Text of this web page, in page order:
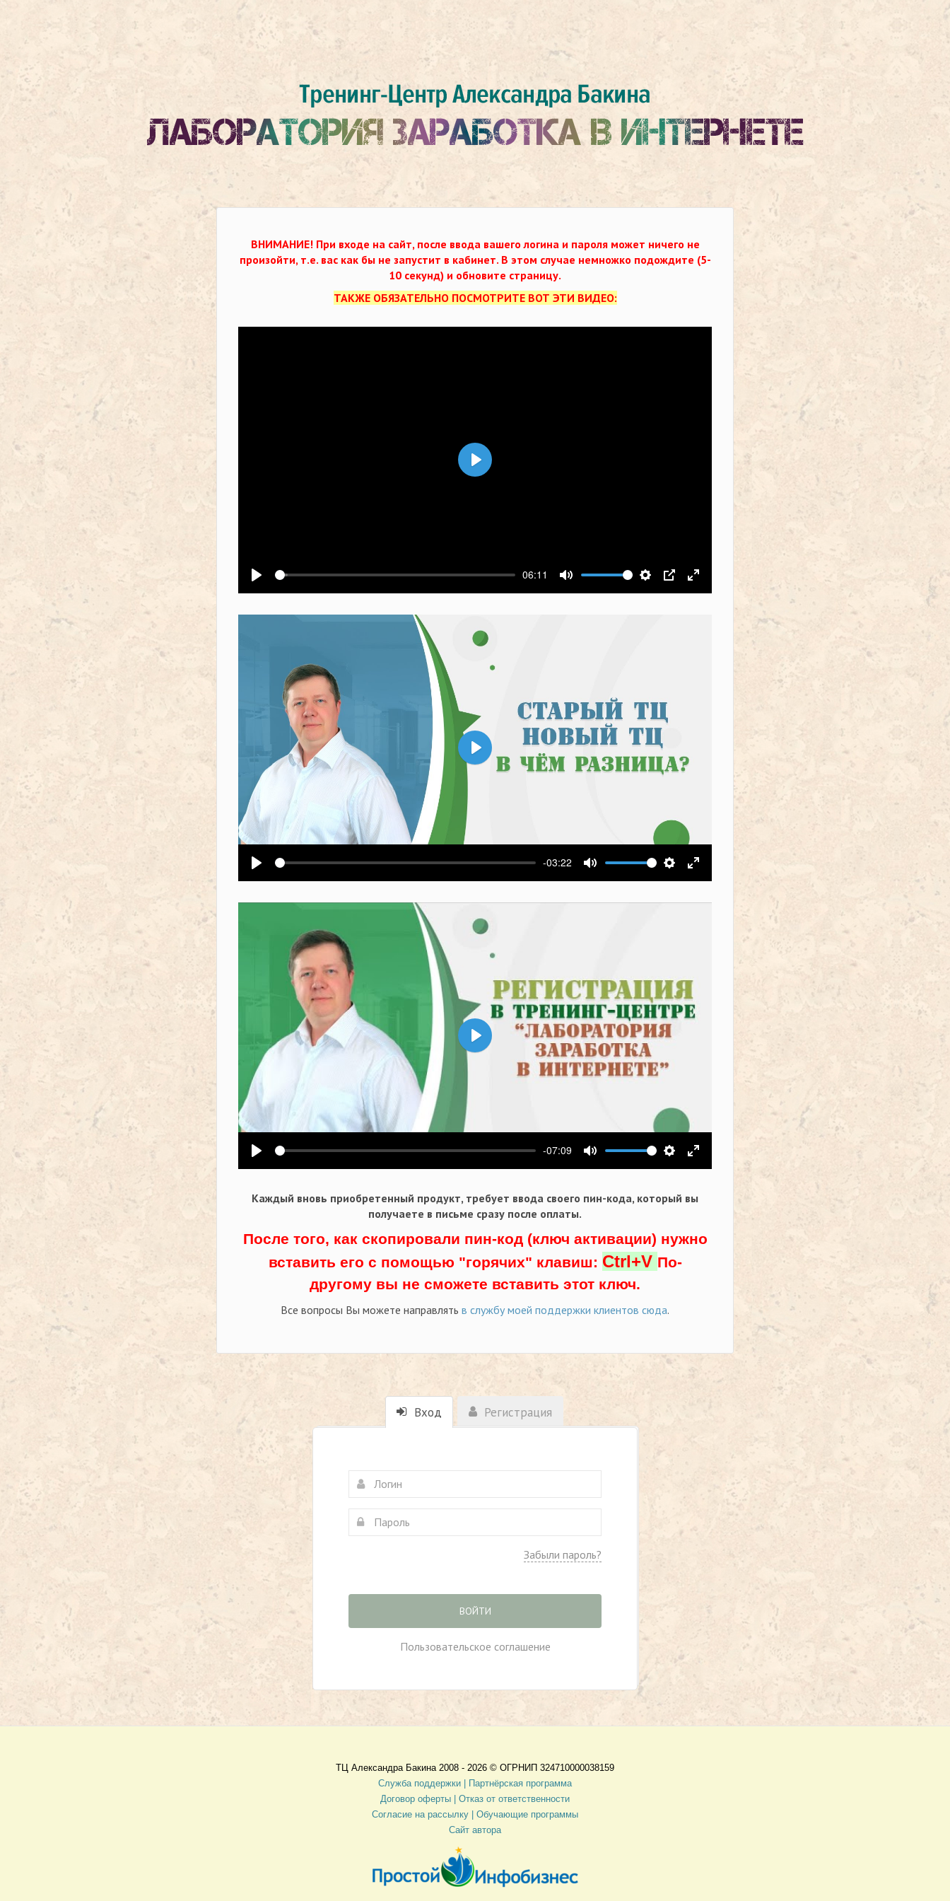
ВНИМАНИЕ! При входе на сайт, после ввода вашего логина и пароля может ничего не
произойти, т.е. вас как бы не запустит в кабинет. В этом случае немножко подождите (5-
10 секунд) и обновите страницу.
ТАКЖЕ ОБЯЗАТЕЛЬНО ПОСМОТРИТЕ ВОТ ЭТИ ВИДЕО:
Воспроизвести
06:11
Выключить звукНастройки
PIP На весь экран
Воспроизвести
Воспроизвести
-03:22
Выключить звукНастройки
На весь экран
Воспроизвести
Воспроизвести
-07:09
Выключить звукНастройки
На весь экран
Воспроизвести
Каждый вновь приобретенный продукт, требует ввода своего пин-кода, который вы
получаете в письме сразу после оплаты.
После того, как скопировали пин-код (ключ активации) нужно
вставить его с помощью "горячих" клавиш: Ctrl+V По-
другому вы не сможете вставить этот ключ.
Все вопросы Вы можете направлять в службу моей поддержки клиентов сюда.
Вход Регистрация
Забыли пароль?
ВОЙТИ
Пользовательское соглашение
ТЦ Александра Бакина 2008 - 2026 © ОГРНИП 324710000038159
Служба поддержки |
Партнёрская программа
Договор оферты
| Отказ от ответственности
Согласие на рассылку | Обучающие программы
Сайт автора